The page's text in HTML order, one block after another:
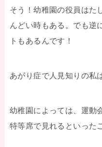
そう！幼稚園の役員はた
んどい時もある。でも逆
トもあるんです！
あがり症で人見知りの私
幼稚園によっては、運動
特等席で見れるといった